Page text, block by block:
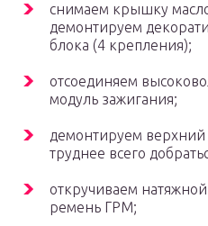
снимаем крышку
демонтируем
блока (4 крепления);
отсоединяем
модуль зажигания;
демонтируем
труднее всего
откручиваем
ремень ГРМ;